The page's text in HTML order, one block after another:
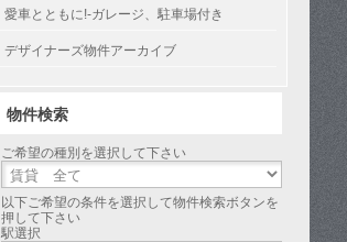
愛車とともに!-ガレージ、駐車場付き
デザイナーズ物件アーカイブ
物件検索
ご希望の種別を選択して下さい
以下ご希望の条件を選択して物件検索ボタンを
押して下さい
駅選択